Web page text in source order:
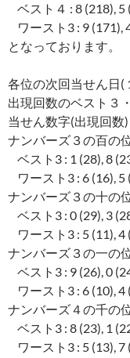
ベスト４ : 8 (218), 5
ワースト3 : 9 (171),
となっております。
各位の次回当せん日(
出現回数のベスト３
当せん数字(出現回数
ナンバーズ３の百の
ベスト3 : 1 (28), 8
ワースト3 : 6 (16), 5
ナンバーズ３の十の
ベスト3 : 0 (29), 3
ワースト3 : 5 (11), 4
ナンバーズ３の一の
ベスト3 : 9 (26), 0
ワースト3 : 6 (10), 4
ナンバーズ４の千の
ベスト3 : 8 (23), 1
ワースト3 : 5 (13), 7